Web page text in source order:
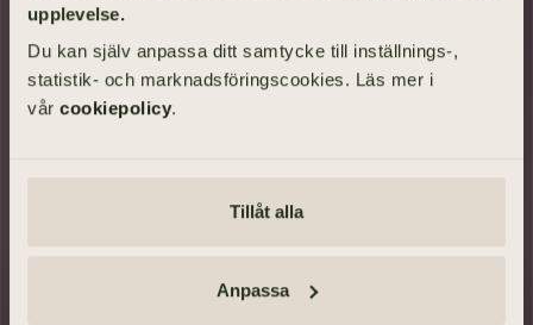
upplevelse.
Du kan själv anpassa ditt samtycke till inställnings-,
statistik- och marknadsföringscookies. Läs mer i
vår cookiepolicy.
Tillåt alla
Anpassa